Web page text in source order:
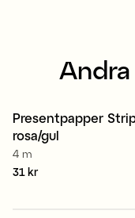
Presentpapper
rosa/gul
4 m
Pris:
31 kr